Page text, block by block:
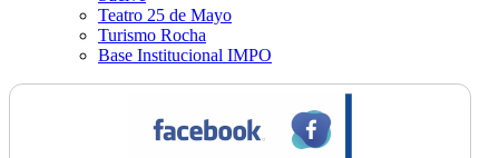
Teatro 25 de Mayo
Turismo Rocha
Base Institucional IMPO